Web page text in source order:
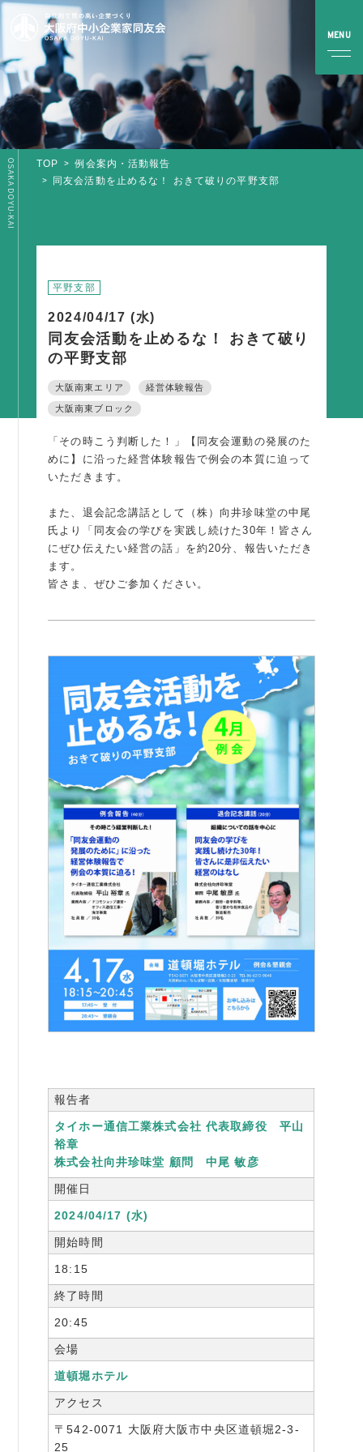
同友会について
調査・資料・提言
全国行事
部会活動
その他の活動
キャリア教育
例会案内・活動報告
例会案内・活動報告
入会案内
よくある質問
事務局
事務局のご案内
コンテンツ
06-6944-1251
FAX: 06-6941-8352
大阪市中央区農人橋2丁目-1-30 谷町八木ビル4F
TOP
例会案内・活動報告
同友会活動を止めるな！ おきて破りの平野支部
OSAKA DOYU-KAI
平野支部
2024/04/17 (水)
同友会活動を止めるな！ おきて破り
の平野支部
大阪南東エリア 経営体験報告
大阪南東ブロック
「その時こう判断した！」【同友会運動の発展のた
めに】に沿った経営体験報告で例会の本質に迫って
いただきます。
また、退会記念講話として（株）向井珍味堂の中尾
氏より「同友会の学びを実践し続けた30年！皆さん
にぜひ伝えたい経営の話」を約20分、報告いただき
ます。
皆さま、ぜひご参加ください。
報告者
タイホー通信工業株式会社 代表取締役 平山
裕章
株式会社向井珍味堂 顧問 中尾 敏彦
開催日
2024/04/17 (水)
開始時間
18:15
終了時間
20:45
会場
道頓堀ホテル
アクセス
〒542-0071 大阪府大阪市中央区道頓堀2-3-
25